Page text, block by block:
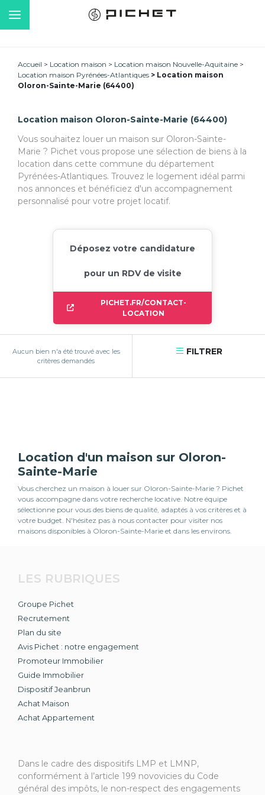
Accueil Location maison
Location maison Nouvelle-Aquitaine
Location maison Pyrénées-Atlantiques
Location maison
Oloron-Sainte-Marie (64400)
Location maison Oloron-Sainte-Marie (64400)
Vous souhaitez louer un maison sur Oloron-Sainte-
Marie ? Pichet vous propose une sélection de biens à la
location dans cette commune du département
Pyrénées-Atlantiques. Trouvez le logement idéal parmi
nos annonces et bénéficiez d'un accompagnement
personnalisé pour votre projet locatif.
Déposez votre candidature
pour un RDV de visite
PICHET.FR/CONTACT-
LOCATION
Aucun bien n'a été trouvé avec les
critères demandés
FILTRER
Location d'un maison sur Oloron-
Sainte-Marie
Vous cherchez un maison à louer sur Oloron-Sainte-Marie ? Pichet
vous accompagne dans votre recherche locative. Notre équipe
sélectionne pour vous des biens de qualité, adaptés à vos critères et à
votre budget. N'hésitez pas à nous contacter pour visiter nos
maisons disponibles à Oloron-Sainte-Marie et dans les environs.
LES RUBRIQUES
Groupe Pichet
Recrutement
Plan du site
Avis Pichet : notre engagement
Promoteur Immobilier
Guide Immobilier
Dispositif Jeanbrun
Achat Maison
Achat Appartement
Dans le cadre des dispositifs LMP et LMNP,
conformément à l’article 199 novovicies du Code
général des impôts, le non-respect des engagements